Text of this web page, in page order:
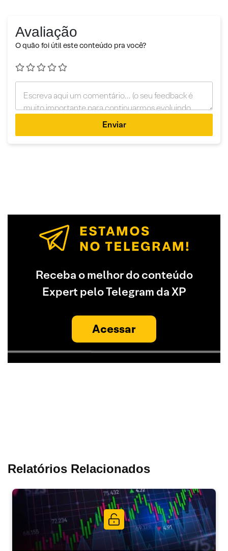
Avaliação
O quão foi útil este conteúdo pra você?
Enviar
Receba o melhor do conteúdo
Expert pelo Telegram da XP
Acessar
Relatórios Relacionados